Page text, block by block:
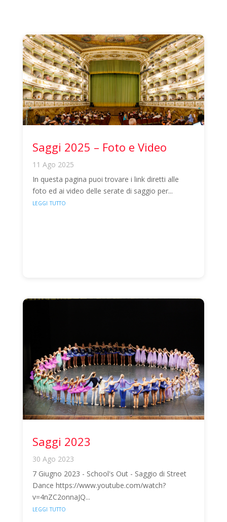
Saggi 2025 – Foto e Video
11 Ago 2025
In questa pagina puoi trovare i link diretti alle
foto ed ai video delle serate di saggio per...
leggi tutto
Saggi 2023
30 Ago 2023
7 Giugno 2023 - School's Out - Saggio di Street
Dance https://www.youtube.com/watch?
v=4nZC2onnaJQ...
leggi tutto